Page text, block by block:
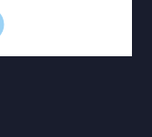
drang om
al snel zijn de
chauffeur,